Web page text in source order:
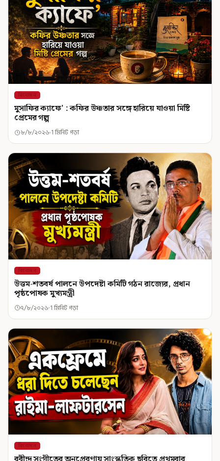
বিনোদন
মুসাফির ক্যাফে' : কফির উষ্ণতার সঙ্গে হারিয়ে যাওয়া মিষ্টি
প্রেমের গল্প
৮/৮/২০২৬ 1 মিনিট পড়া
বিনোদন
উত্তম-শতবর্ষ পালনে উপদেষ্টা কমিটি গঠন রাজ্যের, প্রধান
পৃষ্ঠপোষক মুখ্যমন্ত্রী
৭/৮/২০২৬ 1 মিনিট পড়া
বিনোদন